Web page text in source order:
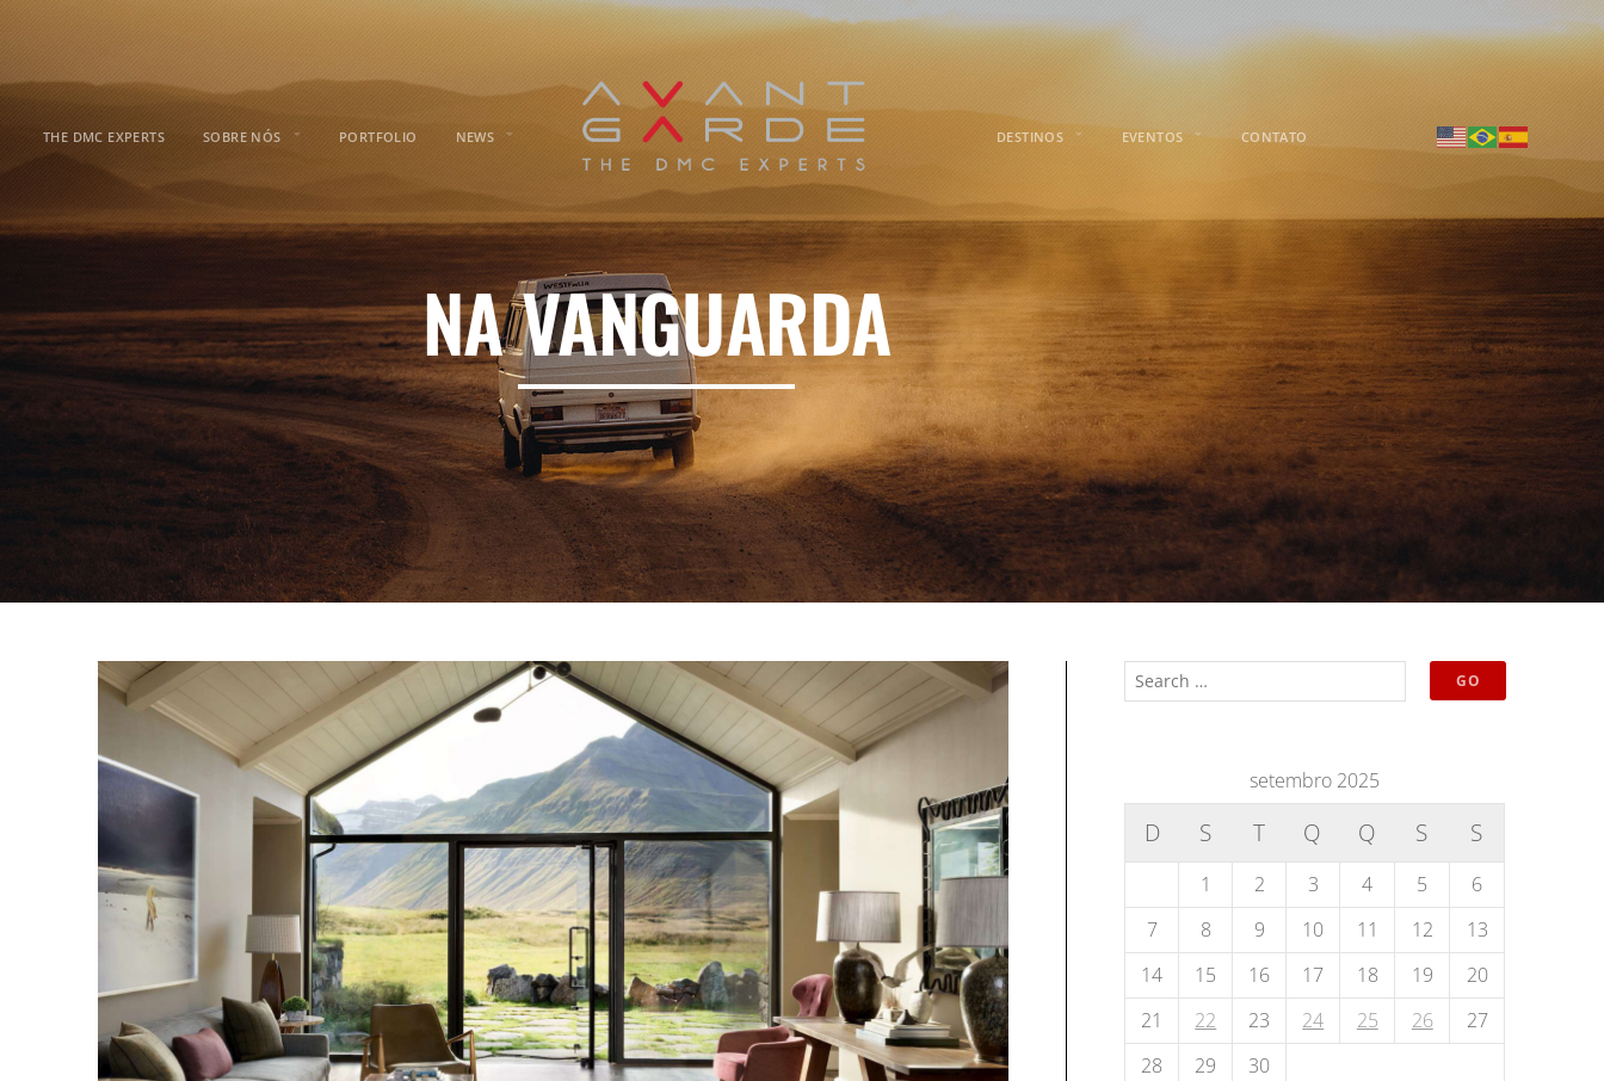
THE DMC EXPERTS SOBRE NÓS PORTFOLIO NEWS DESTINOS EVENTOS CONTATO
NA VANGUARDA
setembro 2025
D S T Q Q S S
1 2 3 4 5
6
7
8 9 10 11 12
13
14
15 16 17 18 19
20
21
22 23 24 25 26
27
28
29
30